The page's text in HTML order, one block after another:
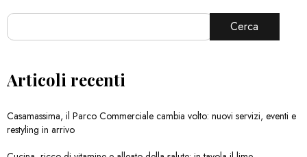
Cerca
Articoli recenti
Casamassima, il Parco Commerciale cambia volto: nuovi servizi, eventi e
restyling in arrivo